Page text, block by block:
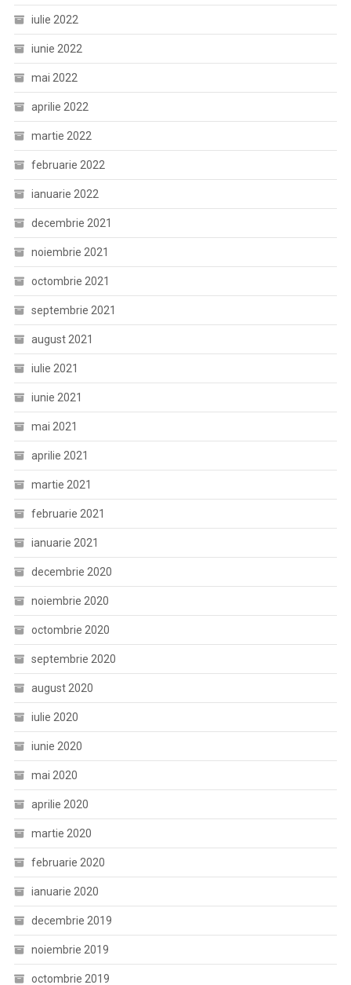
iulie 2022
iunie 2022
mai 2022
aprilie 2022
martie 2022
februarie 2022
ianuarie 2022
decembrie 2021
noiembrie 2021
octombrie 2021
septembrie 2021
august 2021
iulie 2021
iunie 2021
mai 2021
aprilie 2021
martie 2021
februarie 2021
ianuarie 2021
decembrie 2020
noiembrie 2020
octombrie 2020
septembrie 2020
august 2020
iulie 2020
iunie 2020
mai 2020
aprilie 2020
martie 2020
februarie 2020
ianuarie 2020
decembrie 2019
noiembrie 2019
octombrie 2019